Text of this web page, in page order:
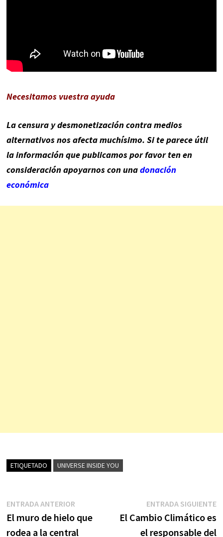
Necesitamos vuestra ayuda
La censura y desmonetización contra medios
alternativos nos afecta muchísimo. Si te parece útil
la información que publicamos por favor ten en
consideración apoyarnos con unadonación
económica
ETIQUETADO UNIVERSE INSIDE YOU
Navegación
de
ENTRADA ANTERIOREntrada
anterior:
El muro de hielo que
rodea a la central
ENTRADA SIGUIENTE
El Cambio Climático es
el responsable del